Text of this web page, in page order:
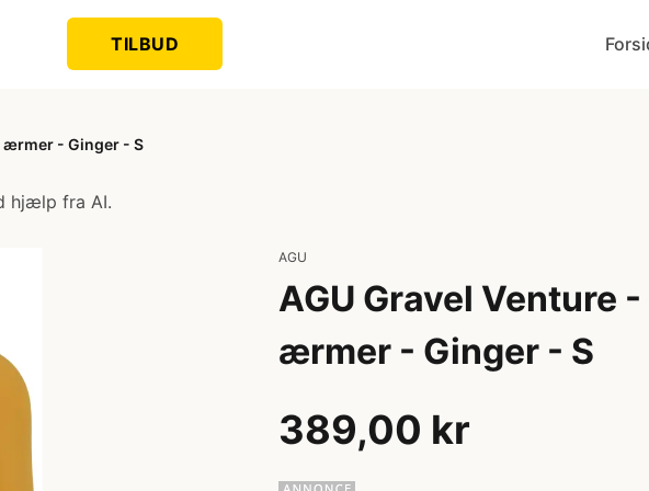
TILBUD
ærmer - Ginger - S
hjælp fra AI.
AGU
AGU Gravel Venture
ærmer - Ginger - S
389,00 kr